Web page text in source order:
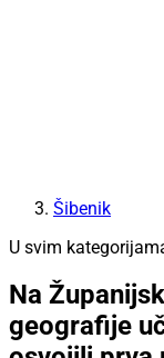
Šibenik
U svim
Na
geografije